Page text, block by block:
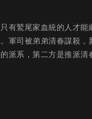
有鷲尾家血統的人才
軍司被弟弟清春謀殺
派系，第二方是推派清